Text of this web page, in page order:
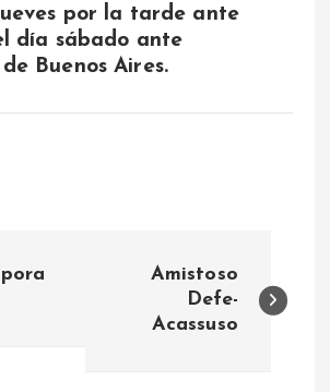
por la tarde ante
día sábado ante
Buenos Aires.
Amistoso
Defe-
Acassuso